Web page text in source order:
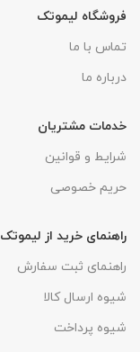
فروشگاه لیموتک
تماس با ما
درباره ما
خدمات مشتریان
شرایط و قوانین
حریم خصوصی
راهنمای خرید از لیموتک
راهنمای ثبت سفارش
شیوه ارسال کالا
شیوه پرداخت